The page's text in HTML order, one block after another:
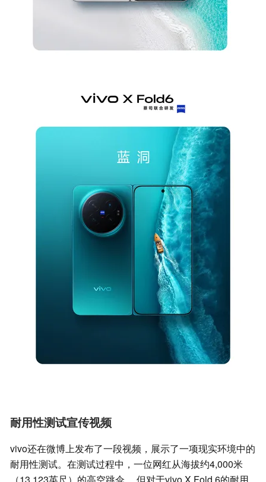
耐用性测试宣传视频
vivo还在微博上发布了一段视频，展示了一项现实环境中的
耐用性测试。在测试过程中，一位网红从海拔约4,000米